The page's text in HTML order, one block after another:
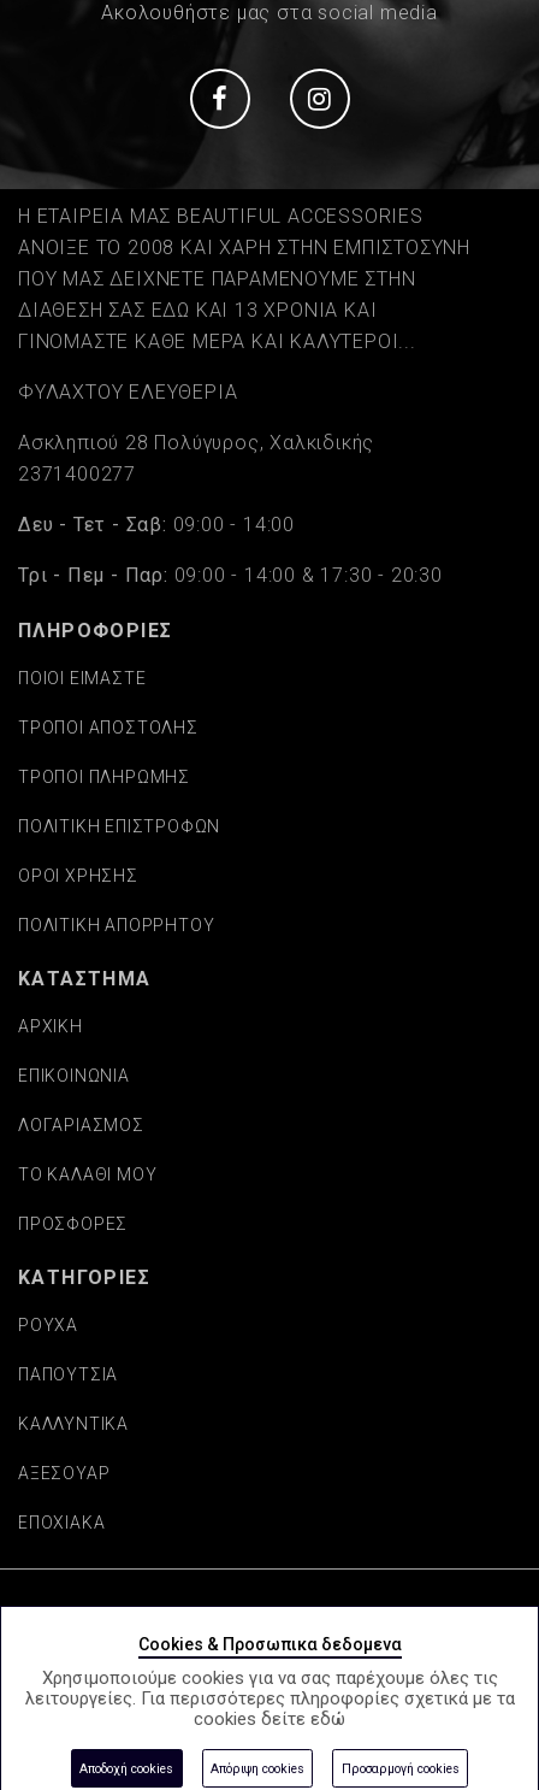
Ακολουθήστε μας στα social media
Social Social
Η ΕΤΑΙΡΕΙΑ ΜΑΣ BEAUTIFUL ACCESSORIES
ΑΝΟΙΞΕ ΤΟ 2008 ΚΑΙ ΧΑΡΗ ΣΤΗΝ ΕΜΠΙΣΤΟΣΥΝΗ
ΠΟΥ ΜΑΣ ΔΕΙΧΝΕΤΕ ΠΑΡΑΜΕΝΟΥΜΕ ΣΤΗΝ
ΔΙΑΘΕΣΗ ΣΑΣ ΕΔΩ ΚΑΙ 13 ΧΡΟΝΙΑ ΚΑΙ
ΓΙΝΟΜΑΣΤΕ ΚΑΘΕ ΜΕΡΑ ΚΑΙ ΚΑΛΥΤΕΡΟΙ...
ΦΥΛΑΧΤΟΥ ΕΛΕΥΘΕΡΙΑ
Ασκληπιού 28 Πολύγυρος, Χαλκιδικής
2371400277
Δευ - Τετ - Σαβ: 09:00 - 14:00
Τρι - Πεμ - Παρ: 09:00 - 14:00 & 17:30 - 20:30
ΠΛΗΡΟΦΟΡΙΕΣ
ΠΟΙΟΙ ΕΙΜΑΣΤΕ
ΤΡΟΠΟΙ ΑΠΟΣΤΟΛΗΣ
ΤΡΟΠΟΙ ΠΛΗΡΩΜΗΣ
ΠΟΛΙΤΙΚΗ ΕΠΙΣΤΡΟΦΩΝ
ΟΡΟΙ ΧΡΗΣΗΣ
ΠΟΛΙΤΙΚΗ ΑΠΟΡΡΗΤΟΥ
ΚΑΤΑΣΤΗΜΑ
ΑΡΧΙΚΗ
ΕΠΙΚΟΙΝΩΝΙΑ
ΛΟΓΑΡΙΑΣΜΟΣ
ΤΟ ΚΑΛΑΘΙ ΜΟΥ
ΠΡΟΣΦΟΡΕΣ
ΚΑΤΗΓΟΡΙΕΣ
ΡΟΥΧΑ
ΠΑΠΟΥΤΣΙΑ
ΚΑΛΛΥΝΤΙΚΑ
ΑΞΕΣΟΥΑΡ
ΕΠΟΧΙΑΚΑ
e-Shop by Synergic Software
Cookies & Προσωπικα δεδομενα
Χρησιμοποιούμε cookies για να σας παρέχουμε όλες τις
λειτουργείες. Για περισσότερες πληροφορίες σχετικά με τα
cookies δείτε εδώ
Αποδοχή cookies Απόριψη cookies Προσαρμογή cookies